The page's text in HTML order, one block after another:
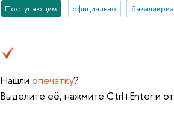
Поступающим официально
Нашли опечатку?
Выделите её, нажмите Ctrl+Enter и